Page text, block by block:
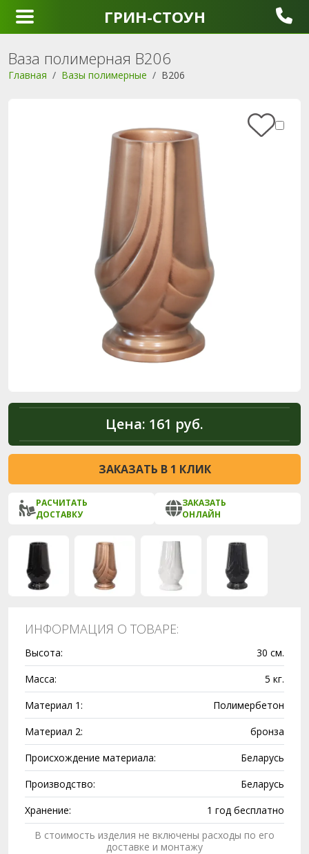
ГРИН-СТОУН
Ваза полимерная В206
Главная Вазы полимерные В206
Цена: 161 руб.
ЗАКАЗАТЬ В 1 КЛИК
РАСЧИТАТЬ
ДОСТАВКУ
ЗАКАЗАТЬ
ОНЛАЙН
ИНФОРМАЦИЯ О ТОВАРЕ:
Высота:
30 см.
Масса:
5 кг.
Материал 1:
Полимербетон
Материал 2:
бронза
Происхождение материала:
Беларусь
Производство:
Беларусь
Хранение:
1 год бесплатно
В стоимость изделия не включены расходы по его
доставке и монтажу